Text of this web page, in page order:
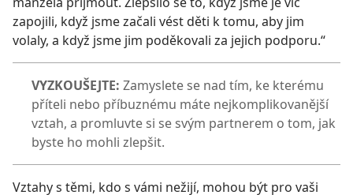
zapojili, když jsme začali vést děti k tomu, aby jim
volaly, a když jsme jim poděkovali za jejich podporu.“
VYZKOUŠEJTE: Zamyslete se nad tím, ke kterému
příteli nebo příbuznému máte nejkomplikovanější
vztah, a promluvte si se svým partnerem o tom, jak
byste ho mohli zlepšit.
Vztahy s těmi, kdo s vámi nežijí, mohou být pro vaši